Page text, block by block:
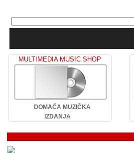
MULTIMEDIA MUSIC SHOP
DOMAĆA MUZIČKA
IZDANJA